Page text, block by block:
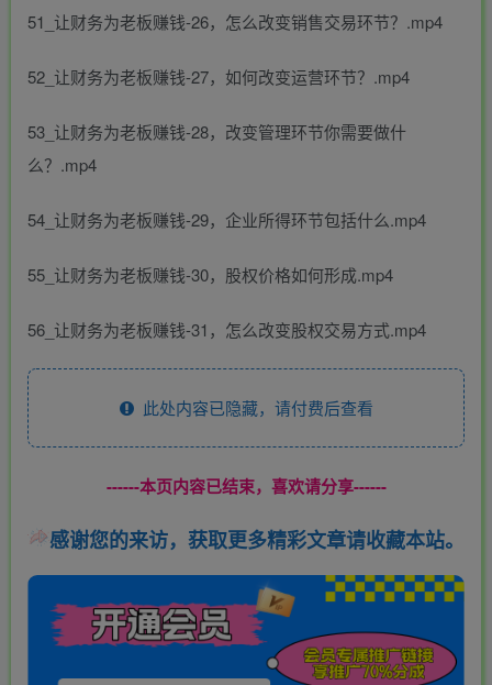
51_让财务为老板赚钱-26，怎么改变销售交易环节？.mp4
52_让财务为老板赚钱-27，如何改变运营环节？.mp4
53_让财务为老板赚钱-28，改变管理环节你需要做什
么？.mp4
54_让财务为老板赚钱-29，企业所得环节包括什么.mp4
55_让财务为老板赚钱-30，股权价格如何形成.mp4
56_让财务为老板赚钱-31，怎么改变股权交易方式.mp4
此处内容已隐藏，请付费后查看
------本页内容已结束，喜欢请分享------
感谢您的来访，获取更多精彩文章请收藏本站。